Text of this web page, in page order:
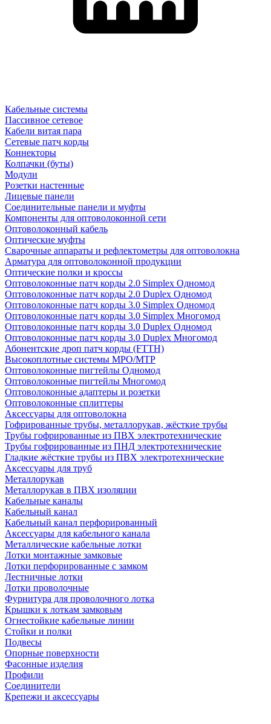
Кабельные системы
Пассивное сетевое
Кабели витая пара
Сетевые патч корды
Коннекторы
Колпачки (буты)
Модули
Розетки настенные
Лицевые панели
Соединительные панели и муфты
Компоненты для оптоволоконной сети
Оптоволоконный кабель
Оптические муфты
Сварочные аппараты и рефлектометры для оптоволокна
Арматура для оптоволоконной продукции
Оптические полки и кроссы
Оптоволоконные патч корды 2.0 Simplex Одномод
Оптоволоконные патч корды 2.0 Duplex Одномод
Оптоволоконные патч корды 3.0 Simplex Одномод
Оптоволоконные патч корды 3.0 Simplex Многомод
Оптоволоконные патч корды 3.0 Duplex Одномод
Оптоволоконные патч корды 3.0 Duplex Многомод
Абонентские дроп патч корды (FTTH)
Высокоплотные системы MPO/MTP
Оптоволоконные пигтейлы Одномод
Оптоволоконные пигтейлы Многомод
Оптоволоконные адаптеры и розетки
Оптоволоконные сплиттеры
Аксессуары для оптоволокна
Гофрированные трубы, металлорукав, жёсткие трубы
Трубы гофрированные из ПВХ электротехнические
Трубы гофрированные из ПНД электротехнические
Гладкие жёсткие трубы из ПВХ электротехнические
Аксессуары для труб
Металлорукав
Металлорукав в ПВХ изоляции
Кабельные каналы
Кабельный канал
Кабельный канал перфорированный
Аксессуары для кабельного канала
Металлические кабельные лотки
Лотки монтажные замковые
Лотки перфорированные с замком
Лестничные лотки
Лотки проволочные
Фурнитура для проволочного лотка
Крышки к лоткам замковым
Огнестойкие кабельные линии
Стойки и полки
Подвесы
Опорные поверхности
Фасонные изделия
Профили
Соединители
Крепежи и аксессуары